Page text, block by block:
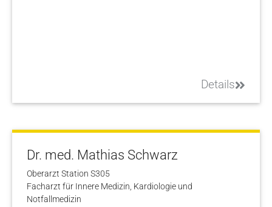
Details
Dr. med. Mathias Schwarz
Oberarzt Station S305
Facharzt für Innere Medizin, Kardiologie und
Notfallmedizin